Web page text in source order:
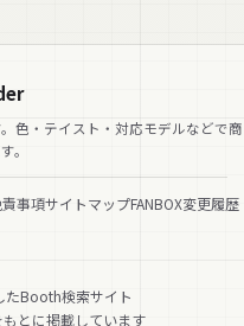
色・テイスト・対応モデルなどで商
。
責事項サイトマップFANBOX変更履歴
たBooth検索サイト
とに掲載しています